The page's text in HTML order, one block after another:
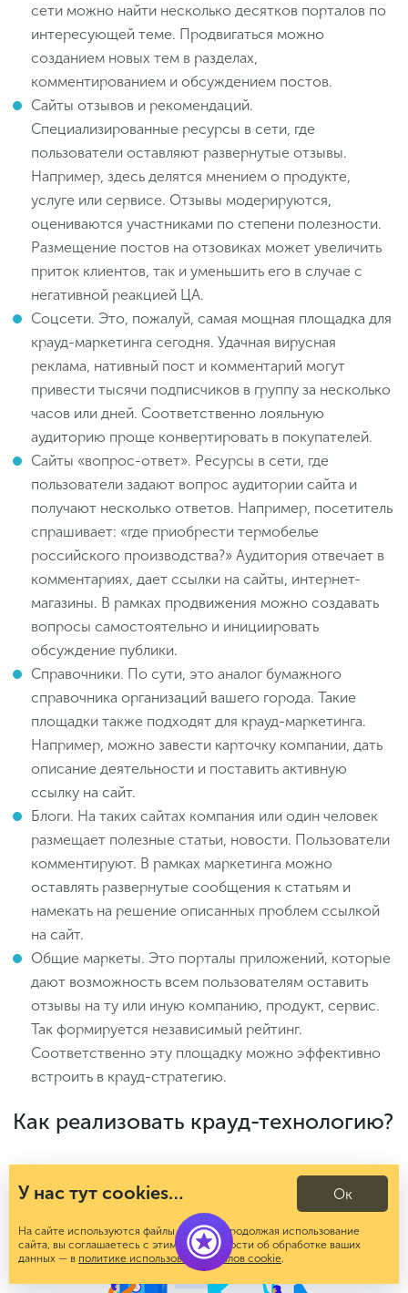
сети можно найти несколько десятков порталов по
интересующей теме. Продвигаться можно
созданием новых тем в разделах,
комментированием и обсуждением постов.
Сайты отзывов и рекомендаций.
Специализированные ресурсы в сети, где
пользователи оставляют развернутые отзывы.
Например, здесь делятся мнением о продукте,
услуге или сервисе. Отзывы модерируются,
оцениваются участниками по степени полезности.
Размещение постов на отзовиках может увеличить
приток клиентов, так и уменьшить его в случае с
негативной реакцией ЦА.
Соцсети. Это, пожалуй, самая мощная площадка для
крауд-маркетинга сегодня. Удачная вирусная
реклама, нативный пост и комментарий могут
привести тысячи подписчиков в группу за несколько
часов или дней. Соответственно лояльную
аудиторию проще конвертировать в покупателей.
Сайты «вопрос-ответ». Ресурсы в сети, где
пользователи задают вопрос аудитории сайта и
получают несколько ответов. Например, посетитель
спрашивает: «где приобрести термобелье
российского производства?» Аудитория отвечает в
комментариях, дает ссылки на сайты, интернет-
магазины. В рамках продвижения можно создавать
вопросы самостоятельно и инициировать
обсуждение публики.
Справочники. По сути, это аналог бумажного
справочника организаций вашего города. Такие
площадки также подходят для крауд-маркетинга.
Например, можно завести карточку компании, дать
описание деятельности и поставить активную
ссылку на сайт.
Блоги. На таких сайтах компания или один человек
размещает полезные статьи, новости. Пользователи
комментируют. В рамках маркетинга можно
оставлять развернутые сообщения к статьям и
намекать на решение описанных проблем ссылкой
на сайт.
Общие маркеты. Это порталы приложений, которые
дают возможность всем пользователям оставить
отзывы на ту или иную компанию, продукт, сервис.
Так формируется независимый рейтинг.
Соответственно эту площадку можно эффективно
встроить в крауд-стратегию.
Как реализовать крауд-технологию?
У нас тут cookies…
На сайте используются файлы cookies. Продолжая использование
сайта, вы соглашаетесь с этим. Подробности об обработке ваших
данных — в политике использования файлов cookie.
Ок